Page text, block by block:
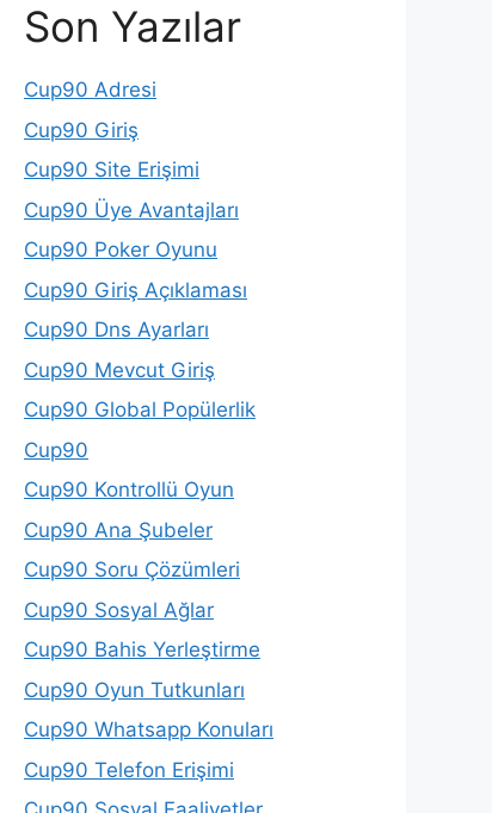
Son Yazılar
Cup90 Adresi
Cup90 Giriş
Cup90 Site Erişimi
Cup90 Üye Avantajları
Cup90 Poker Oyunu
Cup90 Giriş Açıklaması
Cup90 Dns Ayarları
Cup90 Mevcut Giriş
Cup90 Global Popülerlik
Cup90
Cup90 Kontrollü Oyun
Cup90 Ana Şubeler
Cup90 Soru Çözümleri
Cup90 Sosyal Ağlar
Cup90 Bahis Yerleştirme
Cup90 Oyun Tutkunları
Cup90 Whatsapp Konuları
Cup90 Telefon Erişimi